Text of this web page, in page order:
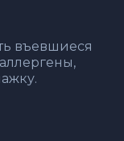
въевшиеся